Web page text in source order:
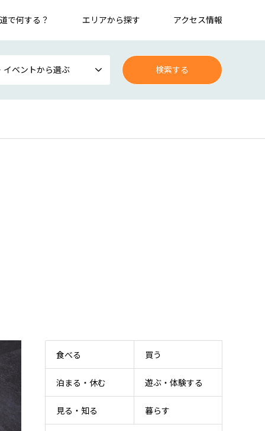
で何する？ エリアから探す アクセス情報
イベントから選ぶ
食べる 買う
泊まる・休む 遊ぶ・体験する
見る・知る 暮らす